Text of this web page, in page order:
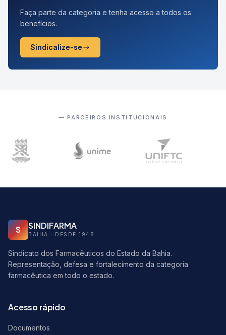
Faça parte da categoria e tenha acesso a todos os
benefícios.
Sindicalize-se
— PARCEIROS INSTITUCIONAIS
S SINDIFARMA
BAHIA · DESDE 1948
Sindicato dos Farmacêuticos do Estado da Bahia.
Representação, defesa e fortalecimento da categoria
farmacêutica em todo o estado.
Acesso rápido
Documentos